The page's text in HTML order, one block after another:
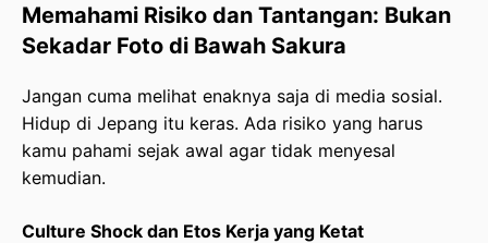
Memahami Risiko dan Tantangan: Bukan
Sekadar Foto di Bawah Sakura
Jangan cuma melihat enaknya saja di media sosial.
Hidup di Jepang itu keras. Ada risiko yang harus
kamu pahami sejak awal agar tidak menyesal
kemudian.
Culture Shock dan Etos Kerja yang Ketat